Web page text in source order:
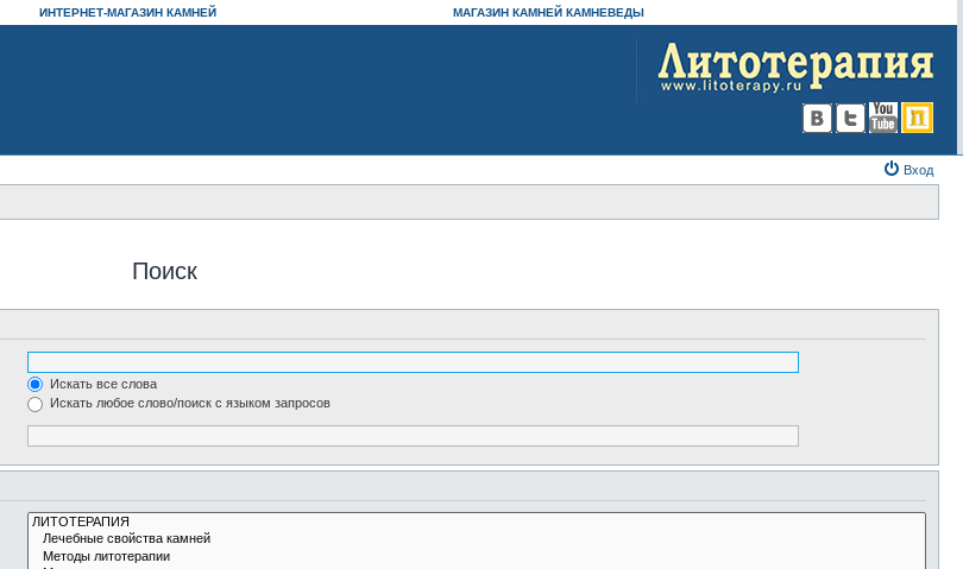
ИНТЕРНЕТ-МАГАЗИН КАМНЕЙ МАГАЗИН КАМНЕЙ КАМНЕВЕДЫ
Вход
Поиск
Искать все слова
Искать любое слово/поиск с языком запросов